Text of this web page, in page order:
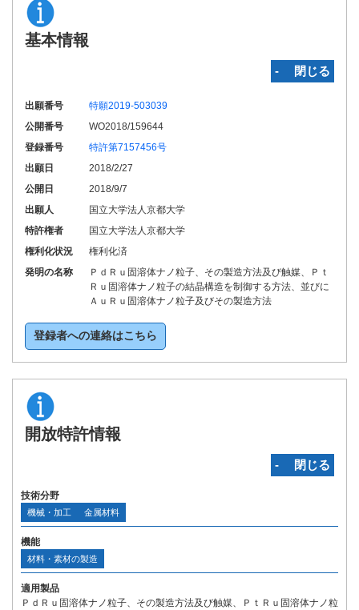
基本情報
‐ 閉じる
出願番号
特願2019-503039
公開番号
WO2018/159644
登録番号
特許第7157456号
出願日
2018/2/27
公開日
2018/9/7
出願人
国立大学法人京都大学
特許権者
国立大学法人京都大学
権利化状況
権利化済
発明の名称
ＰｄＲｕ固溶体ナノ粒子、その製造方法及び触媒、Ｐｔ
Ｒｕ固溶体ナノ粒子の結晶構造を制御する方法、並びに
ＡｕＲｕ固溶体ナノ粒子及びその製造方法
登録者への連絡はこちら
開放特許情報
‐ 閉じる
技術分野
機械・加工 金属材料
機能
材料・素材の製造
適用製品
ＰｄＲｕ固溶体ナノ粒子、その製造方法及び触媒、ＰｔＲｕ固溶体ナノ粒